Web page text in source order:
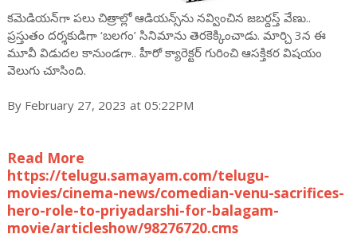
కమెడియన్‌గా పలు చిత్రాల్లో ఆడియన్స్‌ను నవ్వించిన జబర్దస్త్ వేణు..
ప్రస్తుతం దర్శకుడిగా ‘బలగం’ సినిమాను తెరకెక్కించాడు. మార్చి 3న ఈ
మూవీ విడుదల కానుండగా.. హీరో క్యారెక్టర్ గురించి ఆసక్తికర విషయం
వెలుగు చూసింది.
By February 27, 2023 at 05:22PM
Read More
https://telugu.samayam.com/telugu-
movies/cinema-news/comedian-venu-sacrifices-
hero-role-to-priyadarshi-for-balagam-
movie/articleshow/98276720.cms